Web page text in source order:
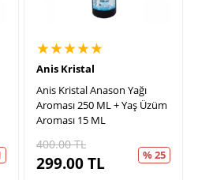
★★★★★
Anis Kristal
Anis Kristal Anason Yağı
Aroması 250 ML + Yaş Üzüm
Aroması 15 ML
400.00TL
299.00TL % 25